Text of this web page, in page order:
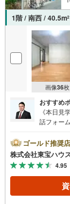
1階 / 南西 / 40.5m2
画像36枚
おすすめ
《本日見
話フォー
hoo！ 不
ると
物件ご成
らう」「
い。※必
ayPayボ
ゴールド推奨店
株式会社東宝ハウ
4.95